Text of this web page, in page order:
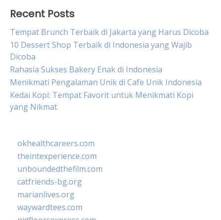
Recent Posts
Tempat Brunch Terbaik di Jakarta yang Harus Dicoba
10 Dessert Shop Terbaik di Indonesia yang Wajib
Dicoba
Rahasia Sukses Bakery Enak di Indonesia
Menikmati Pengalaman Unik di Cafe Unik Indonesia
Kedai Kopi: Tempat Favorit untuk Menikmati Kopi
yang Nikmat
okhealthcareers.com
theintexperience.com
unboundedthefilm.com
catfriends-bg.org
marianlives.org
waywardtees.com